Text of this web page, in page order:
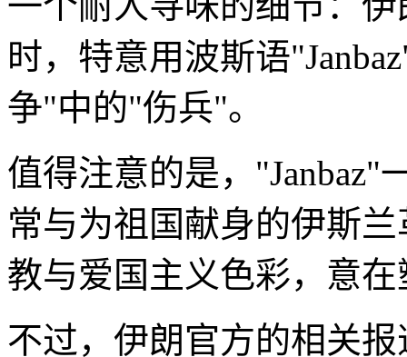
时，特意用波斯语
争"中的"伤兵"。
值得注意的是，"Janbaz"
常与为祖国献身的伊斯
教与爱国主义色彩，意
不过，伊朗官方的相关